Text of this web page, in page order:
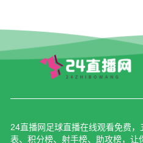
24直播网足球直播在线观看免费
表、积分榜、射手榜、助攻榜，让